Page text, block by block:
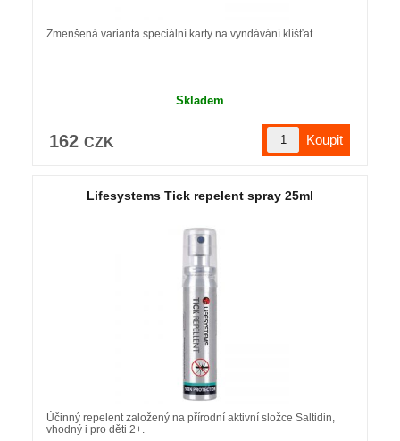
Zmenšená varianta speciální karty na vyndávání klíšťat.
Skladem
162 CZK
Lifesystems Tick repelent spray 25ml
Účinný repelent založený na přírodní aktivní složce Saltidin,
vhodný i pro děti 2+.